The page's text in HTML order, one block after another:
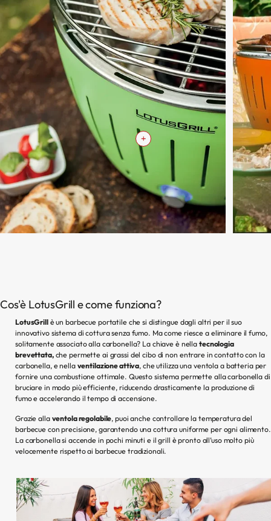
Cos'è LotusGrill e come funziona?
LotusGrillè un barbecue portatile che si distingue dagli altri per il suo
innovativo sistema di cottura senza fumo. Ma come riesce a eliminare il fumo,
solitamente associato alla carbonella? La chiave è nellatecnologia
brevettata,che permette ai grassi del cibo di non entrare in contatto con la
carbonella, e nella ventilazione attiva, che utilizza una ventola a batteria per
fornire una combustione ottimale. Questo sistema permette alla carbonella di
bruciare in modo più efficiente, riducendo drasticamente la produzione di
fumo e accelerando il tempo di accensione.
Grazie alla ventola regolabile, puoi anche controllare la temperatura del
barbecue con precisione, garantendo una cottura uniforme per ogni alimento.
La carbonella si accende in pochi minuti e il grill è pronto all’uso molto più
velocemente rispetto ai barbecue tradizionali.